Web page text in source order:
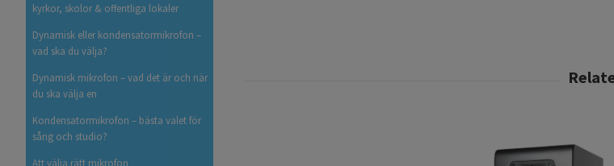
kyrkor, skolor & offentliga lokaler
Dynamisk eller kondensatormikrofon –
vad ska du välja?
Dynamisk mikrofon – vad det är och när
du ska välja en
Kondensatormikrofon – bästa valet för
sång och studio?
Att välja rätt mikrofon